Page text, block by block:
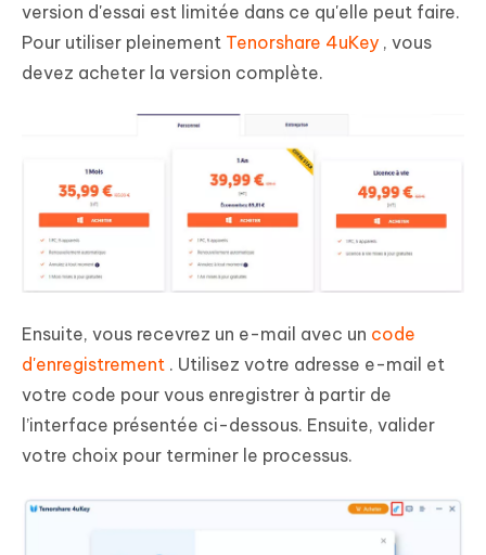
version d'essai est limitée dans ce qu'elle peut faire.
Pour utiliser pleinement Tenorshare 4uKey , vous
devez acheter la version complète.
Ensuite, vous recevrez un e-mail avec un code
d'enregistrement . Utilisez votre adresse e-mail et
votre code pour vous enregistrer à partir de
l’interface présentée ci-dessous. Ensuite, valider
votre choix pour terminer le processus.